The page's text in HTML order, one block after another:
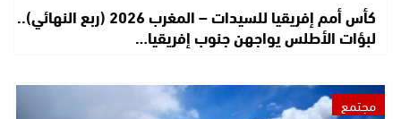
كأس أمم إفريقيا للسيدات – المغرب 2026 (ربع النهائي)..
لبؤات الأطلس يواجهن جنوب إفريقيا…
مجتمع